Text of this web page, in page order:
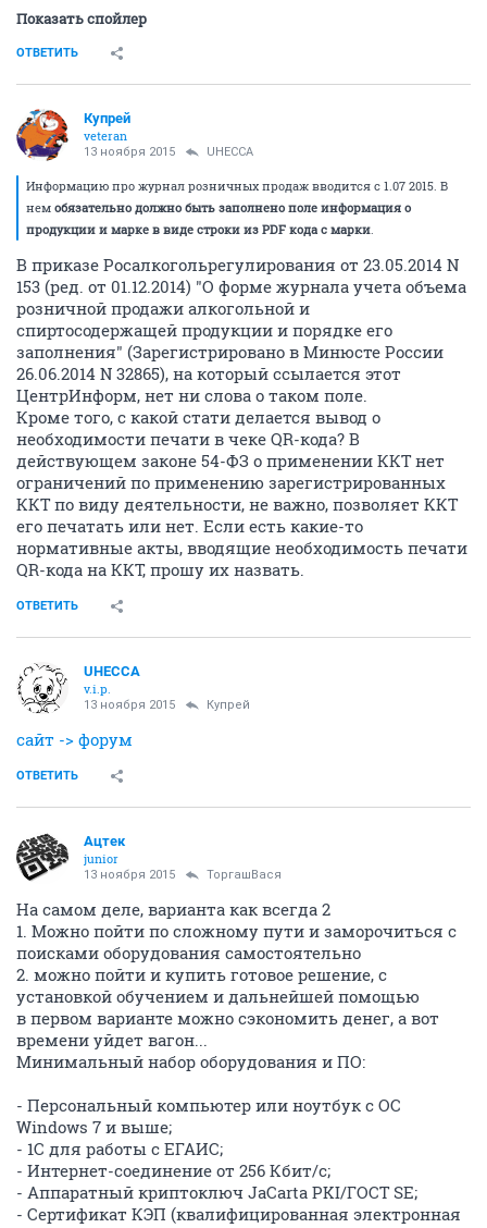
Показать спойлер
ОТВЕТИТЬ
Купрей
veteran
13 ноября 2015 UHECCA
Информацию про журнал розничных продаж вводится с 1.07 2015. В
нем обязательно должно быть заполнено поле информация о
продукции и марке в виде строки из PDF кода с марки
В приказе Росалкогольрегулирования от 23.05.2014 N
153 (ред. от 01.12.2014) "О форме журнала учета объема
розничной продажи алкогольной и
спиртосодержащей продукции и порядке его
заполнения" (Зарегистрировано в Минюсте России
26.06.2014 N 32865), на который ссылается этот
ЦентрИнформ, нет ни слова о таком поле.
Кроме того, с какой стати делается вывод о
необходимости печати в чеке QR-кода? В
действующем законе 54-ФЗ о применении ККТ нет
ограничений по применению зарегистрированных
ККТ по виду деятельности, не важно, позволяет ККТ
его печатать или нет. Если есть какие-то
нормативные акты, вводящие необходимость печати
QR-кода на ККТ, прошу их назвать.
ОТВЕТИТЬ
UHECCA
v.i.p.
13 ноября 2015 Купрей
сайт -> форум
ОТВЕТИТЬ
Ацтек
junior
13 ноября 2015 ТоргашВася
На самом деле, варианта как всегда 2
1. Можно пойти по сложному пути и заморочиться с
поисками оборудования самостоятельно
2. можно пойти и купить готовое решение, с
установкой обучением и дальнейшей помощью
в первом варианте можно сэкономить денег, а вот
времени уйдет вагон...
Минимальный набор оборудования и ПО:
- Персональный компьютер или ноутбук с ОС
Windows 7 и выше;
- 1С для работы с ЕГАИС;
- Интернет-соединение от 256 Кбит/с;
- Аппаратный криптоключ JaCarta PKI/ГОСТ SE;
- Сертификат КЭП (квалифицированная электронная